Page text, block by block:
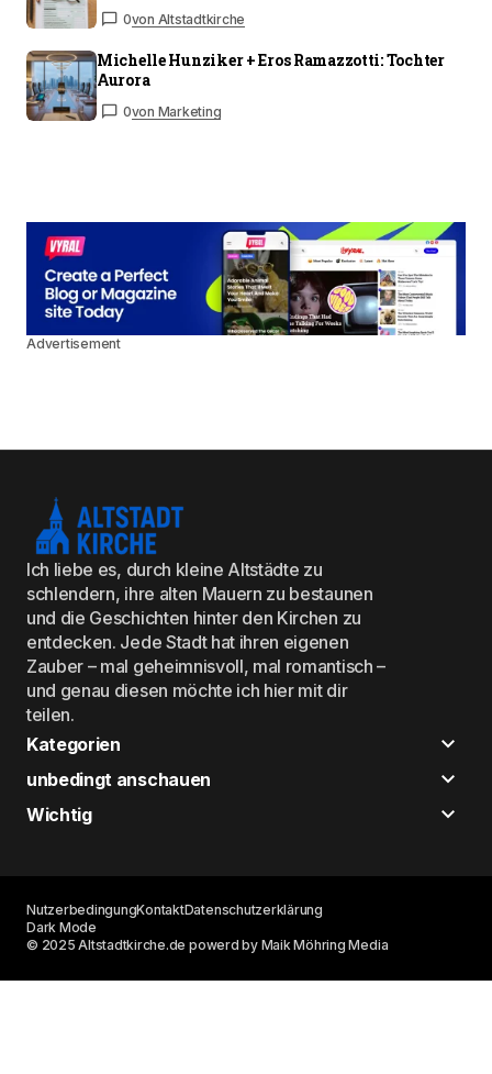
0von Altstadtkirche
Michelle Hunziker + Eros Ramazzotti: Tochter
Aurora
0von Marketing
Advertisement
Ich liebe es, durch kleine Altstädte zu
schlendern, ihre alten Mauern zu bestaunen
und die Geschichten hinter den Kirchen zu
entdecken. Jede Stadt hat ihren eigenen
Zauber – mal geheimnisvoll, mal romantisch –
und genau diesen möchte ich hier mit dir
teilen.
Kategorien
unbedingt anschauen
Wichtig
© 2025 Altstadtkirche.de powerd by Maik Möhring Media
NutzerbedingungKontaktDatenschutzerklärung
Dark Mode